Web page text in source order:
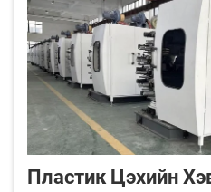
Пластик Цэхийн